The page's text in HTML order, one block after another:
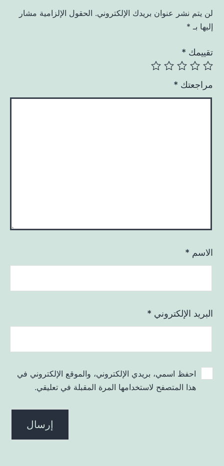
لن يتم نشر عنوان بريدك الإلكتروني. الحقول الإلزامية مشار
إليها بـ *
تقييمك *
مراجعتك *
الاسم *
البريد الإلكتروني *
احفظ اسمي، بريدي الإلكتروني، والموقع الإلكتروني في
هذا المتصفح لاستخدامها المرة المقبلة في تعليقي.